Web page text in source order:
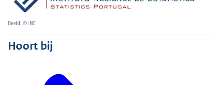
Beeld: © INE
Hoort bij